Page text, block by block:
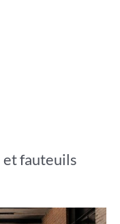
et fauteuils